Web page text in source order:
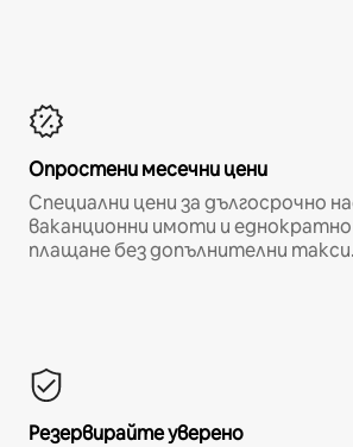
Опростени месечни цени
Специални цени за дългосрочно
ваканционни имоти и
плащане без допълнителни
Резервирайте уверено